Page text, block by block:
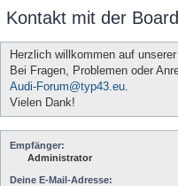
Kontakt mit der
Herzlich willkommen auf
Bei Fragen, Problemen oder
Audi-Forum@typ43.eu
Vielen Dank!
Empfänger:
Administrator
Deine E-Mail-Adresse: